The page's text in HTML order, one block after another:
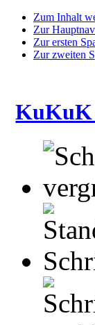
Zum Inhalt
Zur
Zur ersten
Zur zweiten
KuKuK